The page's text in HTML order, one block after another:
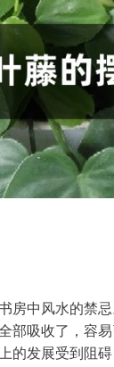
房中风水的禁
部吸收了，容
的发展受到阻